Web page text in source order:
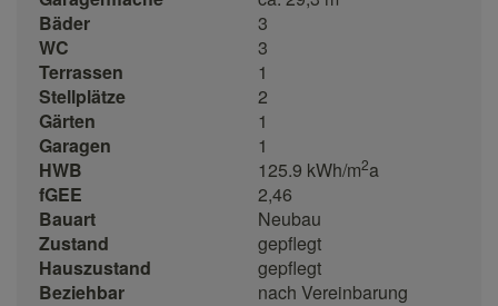
Bäder
3
WC
3
Terrassen
1
Stellplätze
2
Gärten
1
Garagen
1
HWB
125.9 kWh/m2a
fGEE
2,46
Bauart
Neubau
Zustand
gepflegt
Hauszustand
gepflegt
Beziehbar
nach Vereinbarung